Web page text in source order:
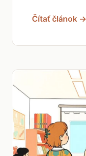
Čítať článok →